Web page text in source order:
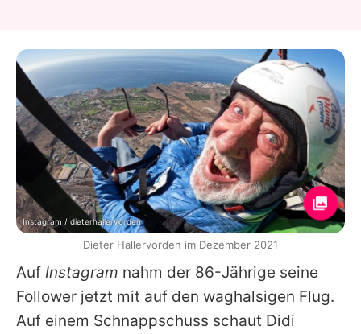
Auf Instagram nahm der 86-Jährige seine
Follower jetzt mit auf den waghalsigen Flug.
Auf einem Schnappschuss schaut Didi
Instagram / dieterhallervorden
Dieter Hallervorden im Dezember 2021